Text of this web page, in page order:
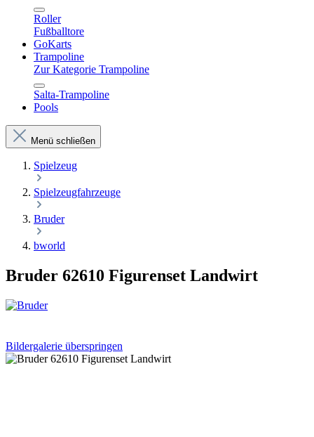
Roller
Fußballtore
GoKarts
Trampoline
Zur Kategorie Trampoline
Salta-Trampoline
Pools
Menü schließen
Spielzeug
Spielzeugfahrzeuge
Bruder
bworld
Bruder 62610 Figurenset Landwirt
Bildergalerie überspringen